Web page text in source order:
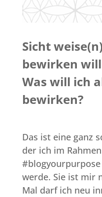
Sicht
bewirken will
Was will ich
bewirken?
Das ist eine ganz
der ich im
werde. Sie ist mir
Mal darf ich neu